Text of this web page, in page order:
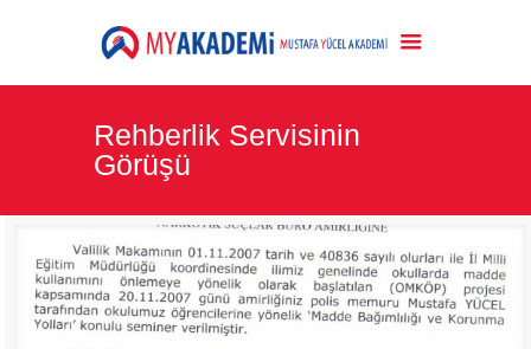
Rehberlik Servisinin
Görüşü